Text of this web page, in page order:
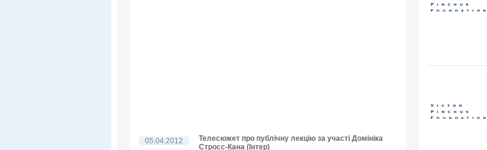
05.04.2012
Телесюжет про публічну лекцію за участі Домініка
Стросс-Кана (Інтер)